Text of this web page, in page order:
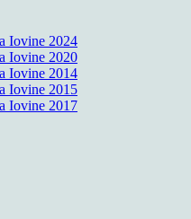
Iovine 2024
Iovine 2020
Iovine 2014
Iovine 2015
Iovine 2017